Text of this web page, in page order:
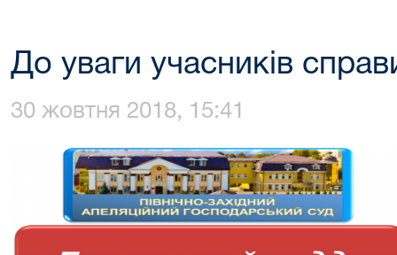
До уваги учасників
30 жовтня 2018, 15:41